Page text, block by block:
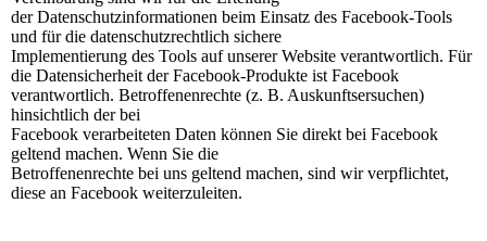
der Datenschutzinformationen beim Einsatz des Facebook-Tools
und für die datenschutzrechtlich sichere
Implementierung des Tools auf unserer Website verantwortlich. Für
die Datensicherheit der Facebook-Produkte ist Facebook
verantwortlich. Betroffenenrechte (z. B. Auskunftsersuchen)
hinsichtlich der bei
Facebook verarbeiteten Daten können Sie direkt bei Facebook
geltend machen. Wenn Sie die
Betroffenenrechte bei uns geltend machen, sind wir verpflichtet,
diese an Facebook weiterzuleiten.